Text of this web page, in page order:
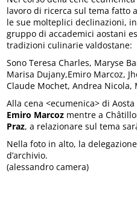
lavoro di ricerca sul tema fatto
le sue molteplici declinazioni,
gruppo di accademici aostani
tradizioni culinarie valdostane:
Sono Teresa Charles, Maryse
Marisa Dujany,Emiro Marcoz,
Claude Mochet, Andrea Nicola,
Alla cena <ecumenica> di
Emiro Marcoz mentre a
Praz, a relazionare sul tema
Nella foto in alto, la
d’archivio.
(alessandro camera)